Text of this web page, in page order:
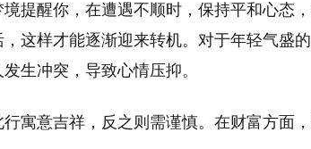
提醒你，在遭遇不顺时，保持平和心态
这样才能逐渐迎来转机。对于年轻气盛
生冲突，导致心情压抑。
寓意吉祥，反之则需谨慎。在财富方面